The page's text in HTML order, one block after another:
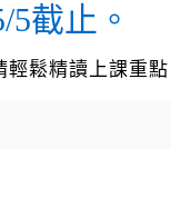
截止。
鬆精讀上課重點